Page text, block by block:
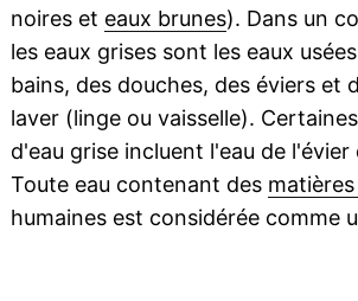
noires et eaux brunes). Dans un
les eaux grises sont les eaux
bains, des douches, des éviers et
laver (linge ou vaisselle).
d'eau grise incluent l'eau de l'évier
Toute eau contenant des
humaines est considérée comme